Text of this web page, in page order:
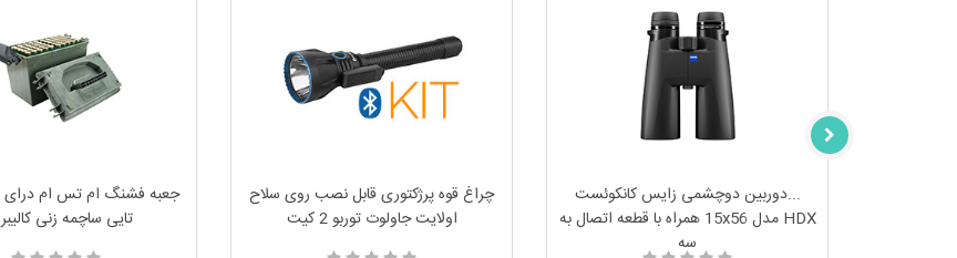
تایی ساچمه زنی کالیبر 12
چراغ قوه پرژکتوری قابل نصب روی سلاح
اولایت جاولوت توربو 2 کیت
...دوربین دوچشمی زایس کانکوئست
HDX مدل 15x56 همراه با قطعه اتصال به
سه